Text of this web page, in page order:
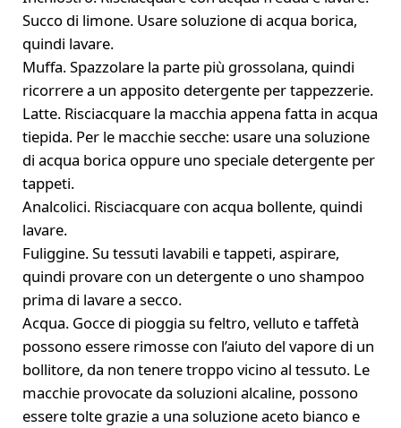
Succo di limone. Usare soluzione di acqua borica,
quindi lavare.
Muffa. Spazzolare la parte più grossolana, quindi
ricorrere a un apposito detergente per tappezzerie.
Latte. Risciacquare la macchia appena fatta in acqua
tiepida. Per le macchie secche: usare una soluzione
di acqua borica oppure uno speciale detergente per
tappeti.
Analcolici. Risciacquare con acqua bollente, quindi
lavare.
Fuliggine. Su tessuti lavabili e tappeti, aspirare,
quindi provare con un detergente o uno shampoo
prima di lavare a secco.
Acqua. Gocce di pioggia su feltro, velluto e taffetà
possono essere rimosse con l’aiuto del vapore di un
bollitore, da non tenere troppo vicino al tessuto. Le
macchie provocate da soluzioni alcaline, possono
essere tolte grazie a una soluzione aceto bianco e